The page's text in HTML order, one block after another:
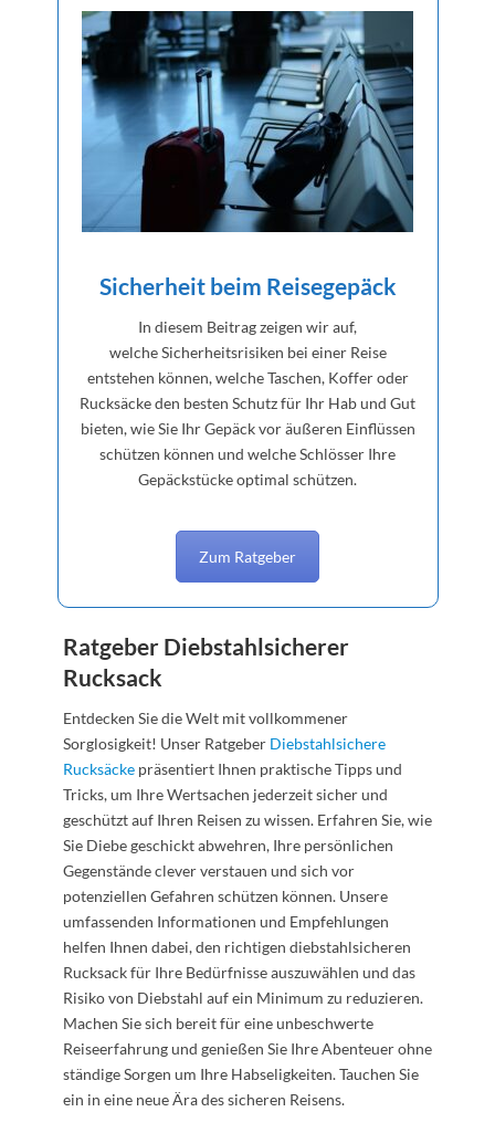
Sicherheit beim Reisegepäck
In diesem Beitrag zeigen wir auf,
welche Sicherheitsrisiken bei einer Reise
entstehen können, welche Taschen, Koffer oder
Rucksäcke den besten Schutz für Ihr Hab und Gut
bieten, wie Sie Ihr Gepäck vor äußeren Einflüssen
schützen können und welche Schlösser Ihre
Gepäckstücke optimal schützen.
Zum Ratgeber
Ratgeber Diebstahlsicherer
Rucksack
Entdecken Sie die Welt mit vollkommener
Sorglosigkeit! Unser Ratgeber Diebstahlsichere
Rucksäckepräsentiert Ihnen praktische Tipps und
Tricks, um Ihre Wertsachen jederzeit sicher und
geschützt auf Ihren Reisen zu wissen. Erfahren Sie, wie
Sie Diebe geschickt abwehren, Ihre persönlichen
Gegenstände clever verstauen und sich vor
potenziellen Gefahren schützen können. Unsere
umfassenden Informationen und Empfehlungen
helfen Ihnen dabei, den richtigen diebstahlsicheren
Rucksack für Ihre Bedürfnisse auszuwählen und das
Risiko von Diebstahl auf ein Minimum zu reduzieren.
Machen Sie sich bereit für eine unbeschwerte
Reiseerfahrung und genießen Sie Ihre Abenteuer ohne
ständige Sorgen um Ihre Habseligkeiten. Tauchen Sie
ein in eine neue Ära des sicheren Reisens.